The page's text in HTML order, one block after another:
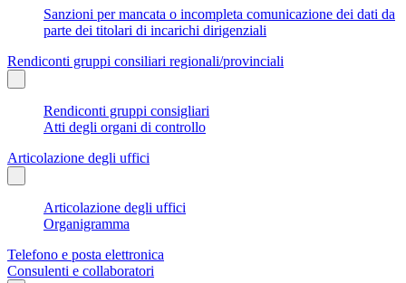
Sanzioni per mancata o incompleta comunicazione dei dati da
parte dei titolari di incarichi dirigenziali
Rendiconti gruppi consiliari regionali/provinciali
Rendiconti gruppi consigliari
Atti degli organi di controllo
Articolazione degli uffici
Articolazione degli uffici
Organigramma
Telefono e posta elettronica
Consulenti e collaboratori